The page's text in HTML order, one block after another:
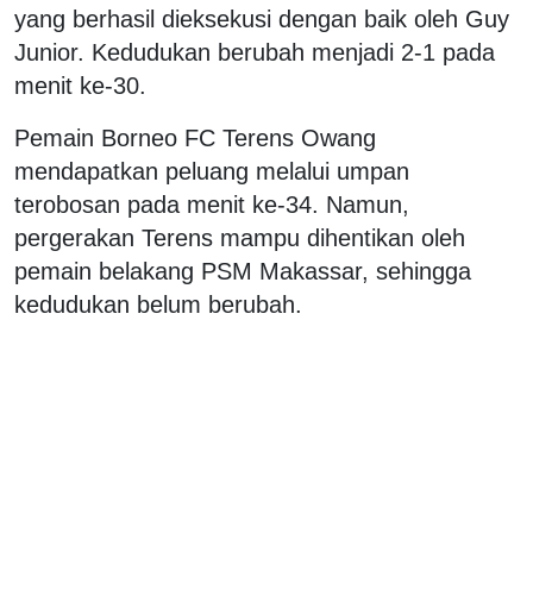
yang berhasil dieksekusi dengan baik oleh Guy
Junior. Kedudukan berubah menjadi 2-1 pada
menit ke-30.
Pemain Borneo FC Terens Owang
mendapatkan peluang melalui umpan
terobosan pada menit ke-34. Namun,
pergerakan Terens mampu dihentikan oleh
pemain belakang PSM Makassar, sehingga
kedudukan belum berubah.